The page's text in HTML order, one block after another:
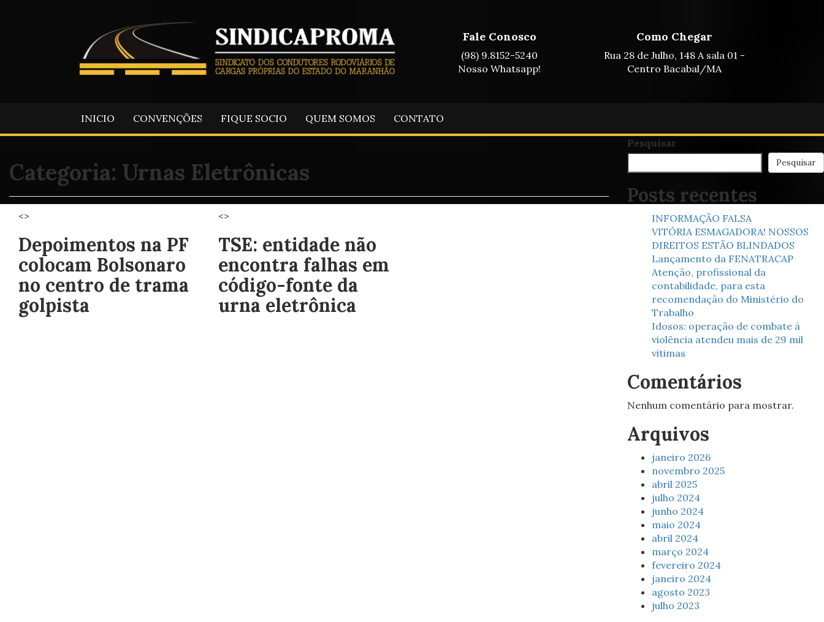
Fale Conosco
(98) 9.8152-5240
Nosso Whatsapp!
Como Chegar
Rua 28 de Julho, 148 A sala 01 -
Centro Bacabal/MA
INICIO CONVENÇÕES FIQUE SOCIO QUEM SOMOS CONTATO
Categoria: Urnas Eletrônicas
<>
Depoimentos na PF
colocam Bolsonaro
no centro de trama
golpista
<>
TSE: entidade não
encontra falhas em
código-fonte da
urna eletrônica
Pesquisar
Pesquisar
Posts recentes
INFORMAÇÃO FALSA
VITÓRIA ESMAGADORA! NOSSOS
DIREITOS ESTÃO BLINDADOS
Lançamento da FENATRACAP
Atenção, profissional da
contabilidade, para esta
recomendação do Ministério do
Trabalho
Idosos: operação de combate à
violência atendeu mais de 29 mil
vitimas
Comentários
Nenhum comentário para mostrar.
Arquivos
janeiro 2026
novembro 2025
abril 2025
julho 2024
junho 2024
maio 2024
abril 2024
março 2024
fevereiro 2024
janeiro 2024
agosto 2023
julho 2023